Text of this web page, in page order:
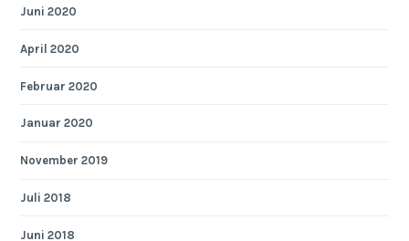
Juni 2020
April 2020
Februar 2020
Januar 2020
November 2019
Juli 2018
Juni 2018